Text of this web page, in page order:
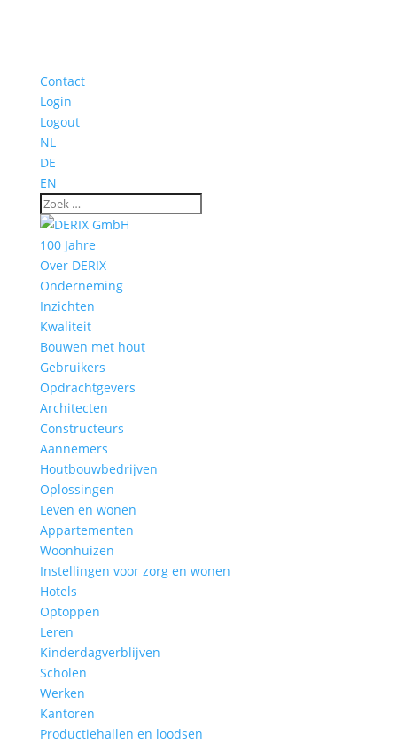
Contact
Login
Logout
NL
DE
EN
100 Jahre
Over DERIX
Onderneming
Inzichten
Kwaliteit
Bouwen met hout
Gebruikers
Opdrachtgevers
Architecten
Constructeurs
Aannemers
Houtbouwbedrijven
Oplossingen
Leven en wonen
Appartementen
Woonhuizen
Instellingen voor zorg en wonen
Hotels
Optoppen
Leren
Kinderdagverblijven
Scholen
Werken
Kantoren
Productiehallen en loodsen